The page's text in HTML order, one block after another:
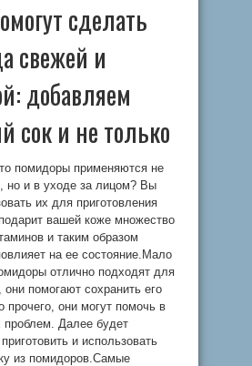
сделать
свежей и
добавляем
сок и не только
помидоры применяются не
но и в уходе за лицом? Вы
их для приготовления
вашей коже множество
и таким образом
на ее состояние.Мало
отлично подходят для
помогают сохранить его
прочего, они могут помочь в
проблем. Далее будет
и использовать
из помидоров.Самые